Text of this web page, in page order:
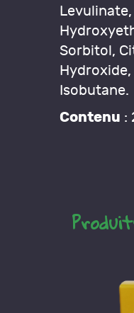
Sorbitol,
Isobutane.
Contenu :